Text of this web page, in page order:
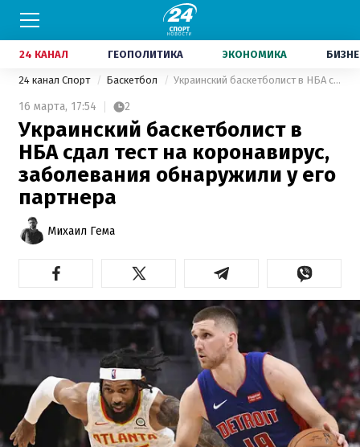
24 КАНАЛ ГЕОПОЛИТИКА ЭКОНОМИКА
24 канал Спорт Баскетбол Украинский баскетболист в НБА сдал тест на коронавирус, заболевания обнаружили у его партнера
16 марта, 17:54 2
Украинский баскетболист в
НБА сдал тест на коронавирус,
заболевания обнаружили у его
партнера
Михаил Гема